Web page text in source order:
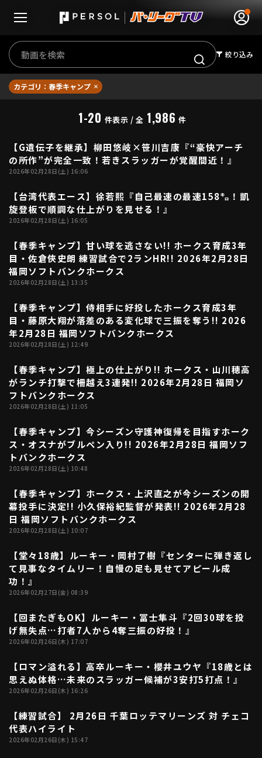
動画
日程･結果
順位表･成績
1軍公式戦
ファーム東地区
ファーム中地区
ファーム西地区
交流戦
選手名鑑
選手名鑑トップ
東北楽天ゴールデンイーグルス
埼玉西武ライオンズ
千葉ロッテマリーンズ
福岡ソフトバンクホークス
ニュース
設定
利用規約 プライバシーポリシー
運営会社（別ウィンドウで開く）
特定商取引法の表示 アルバイト募集（別ウィンドウで開く
動画を検索（選手・チーム・プレー内容…）
絞り込み
カテゴリ：春季キャンプ
1-20 件表示 / 全 1,986 件
04:22
【G遺伝子を継承】柳田悠岐×笹川吉康『“豪快アーチ
の所作”が完全一致！若きスラッガーが覚醒間近！』
2026年02月28日(土) 16:06
05:06
【台湾代表エース】徐若熙『自己最速の最速158㌔！凱
旋登板で順調な仕上がりを見せる！』
2026年02月28日(土) 16:05
00:59
【春季キャンプ】甘い球を逃さない!! ホークス育成3年
目・佐倉俠史朗 練習試合で2ランHR!! 2026年2月28日
福岡ソフトバンクホークス
2026年02月28日(土) 13:35
00:35
【春季キャンプ】侍相手に好投したホークス育成3年
目・藤原大翔が落差のある変化球で三振を奪う!! 2026
年2月28日 福岡ソフトバンクホークス
2026年02月28日(土) 12:49
00:36
【春季キャンプ】極上の仕上がり!! ホークス・山川穂高
がランチ打撃で柵越え3連発!! 2026年2月28日 福岡ソ
フトバンクホークス
2026年02月28日(土) 11:05
02:11
【春季キャンプ】今シーズン守護神復帰を目指すホーク
ス・オスナがブルペン入り!! 2026年2月28日 福岡ソフ
トバンクホークス
2026年02月28日(土) 10:48
02:53
【春季キャンプ】ホークス・上沢直之が今シーズンの開
幕投手に決定!! 小久保裕紀監督が発表!! 2026年2月28
日 福岡ソフトバンクホークス
2026年02月28日(土) 10:07
02:26
【堂々18歳】ルーキー・岡村了樹『センターに弾き返し
て見事なタイムリー！自慢の足も見せてアピール成
功！』
2026年02月27日(金) 08:39
02:22
【回またぎもOK】ルーキー・冨士隼斗『2回30球を投
げ無失点…打者7人から4奪三振の好投！』
2026年02月26日(木) 17:07
05:00
【ロマン溢れる】高卒ルーキー・櫻井ユウヤ『18歳とは
思えぬ体格…未来のスラッガー候補が3安打5打点！』
2026年02月26日(木) 16:26
04:17
【練習試合】 2月26日 千葉ロッテマリーンズ 対 チェコ
代表ハイライト
2026年02月26日(木) 15:47